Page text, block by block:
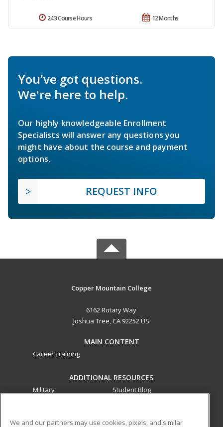
12 Months
243 Course Hours
You've got questions.
We're here to help.
Our highly knowledgeable Enrollment
Specialists will answer any questions you
might have about the course and payment
options.
REQUEST INFO
Copper Mountain College
6162 Rotary Way
Joshua Tree, CA 92252 US
MAIN CONTENT
Career Training
ADDITIONAL RESOURCES
Military
Student Blog
We and our partners may use cookies, pixels, and similar